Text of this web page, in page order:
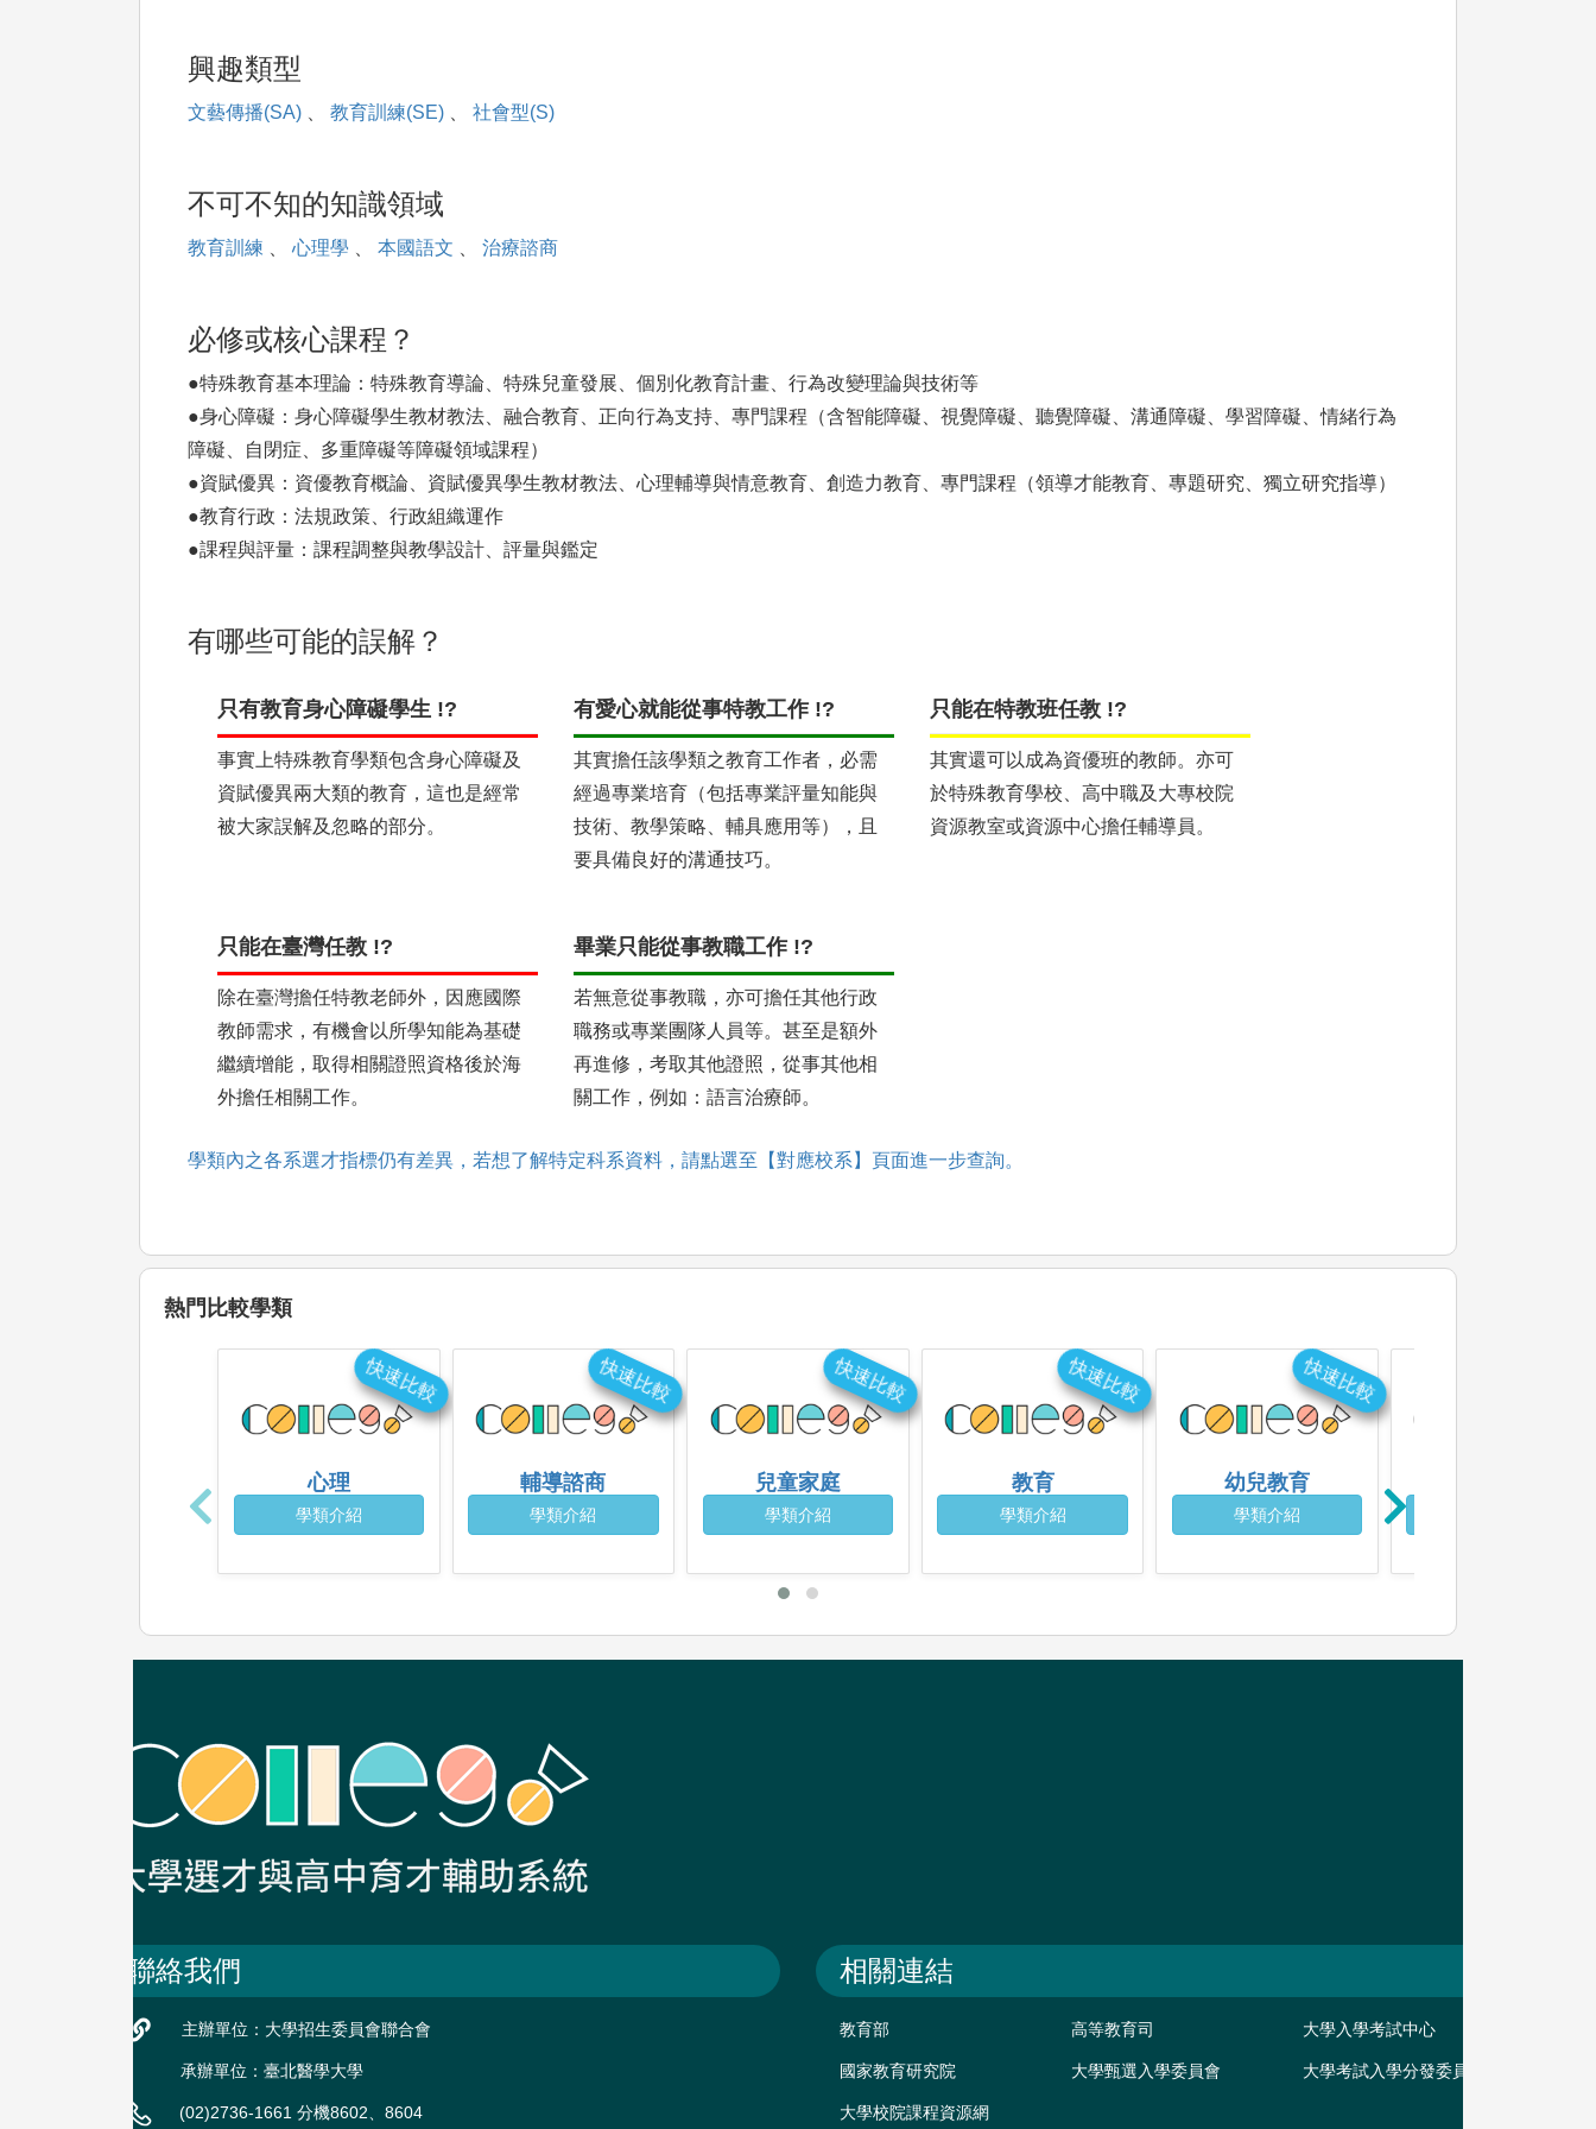
興趣類型
文藝傳播(SA) 、 教育訓練(SE) 、 社會型(S)
不可不知的知識領域
教育訓練 、 心理學 、 本國語文 、 治療諮商
必修或核心課程？
●特殊教育基本理論：特殊教育導論、特殊兒童發展、個別化教育計畫、行為改變理論與技術等
●身心障礙：身心障礙學生教材教法、融合教育、正向行為支持、專門課程（含智能障礙、視覺障礙、聽覺障礙、溝通障礙、學習障礙、情緒行為
障礙、自閉症、多重障礙等障礙領域課程）
●資賦優異：資優教育概論、資賦優異學生教材教法、心理輔導與情意教育、創造力教育、專門課程（領導才能教育、專題研究、獨立研究指導）
●教育行政：法規政策、行政組織運作
●課程與評量：課程調整與教學設計、評量與鑑定
有哪些可能的誤解？
只有教育身心障礙學生 !?
事實上特殊教育學類包含身心障礙及
資賦優異兩大類的教育，這也是經常
被大家誤解及忽略的部分。
有愛心就能從事特教工作 !?
其實擔任該學類之教育工作者，必需
經過專業培育（包括專業評量知能與
技術、教學策略、輔具應用等），且
要具備良好的溝通技巧。
只能在特教班任教 !?
其實還可以成為資優班的教師。亦可
於特殊教育學校、高中職及大專校院
資源教室或資源中心擔任輔導員。
只能在臺灣任教 !?
除在臺灣擔任特教老師外，因應國際
教師需求，有機會以所學知能為基礎
繼續增能，取得相關證照資格後於海
外擔任相關工作。
畢業只能從事教職工作 !?
若無意從事教職，亦可擔任其他行政
職務或專業團隊人員等。甚至是額外
再進修，考取其他證照，從事其他相
關工作，例如：語言治療師。
學類內之各系選才指標仍有差異，若想了解特定科系資料，請點選至【對應校系】頁面進一步查詢。
熱門比較學類
心理
學類介紹
快速比較
輔導諮商
學類介紹
快速比較
兒童家庭
學類介紹
快速比較
教育
學類介紹
快速比較
幼兒教育
學類介紹
快速比較
聯絡我們
主辦單位：大學招生委員會聯合會
承辦單位：臺北醫學大學
(02)2736-1661 分機8602、8604
相關連結
教育部 高等教育司 大學入學考試中心
國家教育研究院 大學甄選入學委員會 大學考試入學分發委員會
大學校院課程資源網